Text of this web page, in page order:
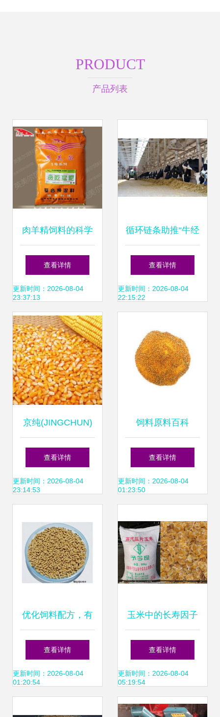
PRODUCT
产品列表
肉羊精饲料的科学
配制方法
查看详情
更新时间：2026-08-04
23:37:13
循环链条助推“牛经
济”提质增效
查看详情
更新时间：2026-08-04
22:15:22
京纯(JINGCHUN)
鸡饲料 农家自产的
优质饲料选择
查看详情
更新时间：2026-08-04
23:14:53
饲料原料百科
查看详情
更新时间：2026-08-04
01:23:50
优化饲料配方，有
效控制养殖成本
查看详情
更新时间：2026-08-04
01:20:54
玉米中的长寿因子
金良农业如何通过
玉米片饲料推动养
殖健康
查看详情
更新时间：2026-08-04
05:19:54